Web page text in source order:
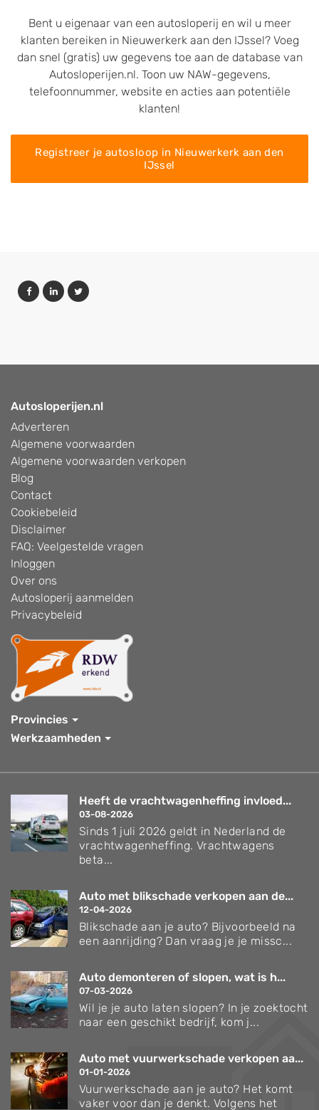
Bent u eigenaar van een autosloperij en wil u meer
klanten bereiken in Nieuwerkerk aan den IJssel? Voeg
dan snel (gratis) uw gegevens toe aan de database van
Autosloperijen.nl. Toon uw NAW-gegevens,
telefoonnummer, website en acties aan potentiële
klanten!
Registreer je autosloop in Nieuwerkerk aan den
IJssel
Autosloperijen.nl
Adverteren
Algemene voorwaarden
Algemene voorwaarden verkopen
Blog
Contact
Cookiebeleid
Disclaimer
FAQ: Veelgestelde vragen
Inloggen
Over ons
Autosloperij aanmelden
Privacybeleid
Provincies
Werkzaamheden
Heeft de vrachtwagenheffing invloed...
03-08-2026
Sinds 1 juli 2026 geldt in Nederland de
vrachtwagenheffing. Vrachtwagens
beta...
Auto met blikschade verkopen aan de...
12-04-2026
Blikschade aan je auto? Bijvoorbeeld na
een aanrijding? Dan vraag je je missc...
Auto demonteren of slopen, wat is h...
07-03-2026
Wil je je auto laten slopen? In je zoektocht
naar een geschikt bedrijf, kom j...
Auto met vuurwerkschade verkopen aa...
01-01-2026
Vuurwerkschade aan je auto? Het komt
vaker voor dan je denkt. Volgens het